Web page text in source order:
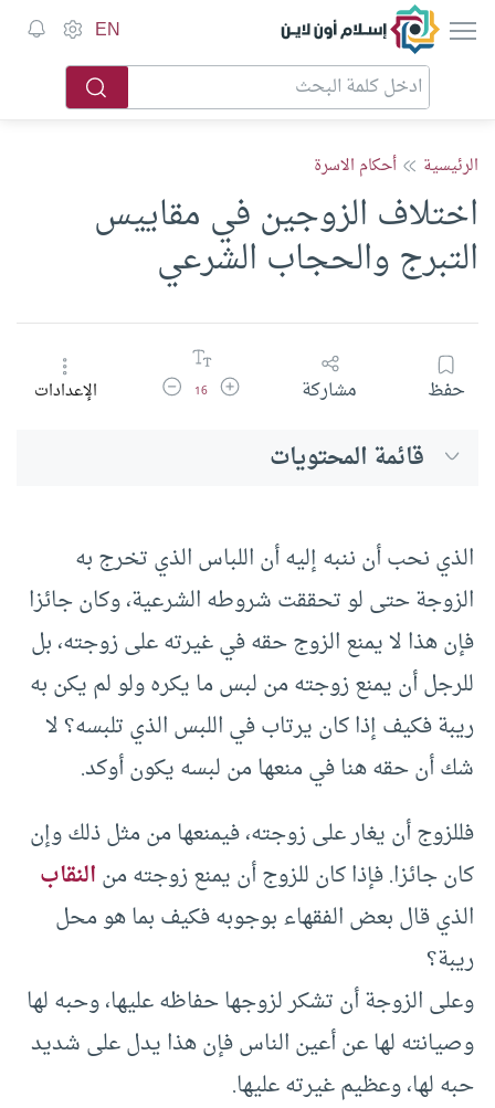
إسلام أون لاين EN
الرئيسية أحكام الاسرة
اختلاف الزوجين في مقاييس
التبرج والحجاب الشرعي
حفظ مشاركة زيادة حجم الخط
16 تقليل حجم الخطالإعدادات
قائمة المحتويات
الذي نحب أن ننبه إليه أن اللباس الذي تخرج به
الزوجة حتى لو تحققت شروطه الشرعية، وكان جائزا
فإن هذا لا يمنع الزوج حقه في غيرته على زوجته، بل
للرجل أن يمنع زوجته من لبس ما يكره ولو لم يكن به
ريبة فكيف إذا كان يرتاب في اللبس الذي تلبسه؟ لا
شك أن حقه هنا في منعها من لبسه يكون أوكد.
فللزوج أن يغار على زوجته، فيمنعها من مثل ذلك وإن
كان جائزا. فإذا كان للزوج أن يمنع زوجته منالنقاب
الذي قال بعض الفقهاء بوجوبه فكيف بما هو محل
ريبة؟
وعلى الزوجة أن تشكر لزوجها حفاظه عليها، وحبه لها
وصيانته لها عن أعين الناس فإن هذا يدل على شديد
حبه لها، وعظيم غيرته عليها.